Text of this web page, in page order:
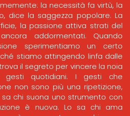
la necessità fa virtù, la
dice la saggezza popolare. La
la passione attiva strati del
addormentati. Quando
sperimentiamo un certo
stiamo attingendo linfa dalle
il segreto per vincere la noia
gesti quotidiani. I gesti che
non sono più una ripetizione,
sa chi suona uno strumento con
è nuova. Lo sa chi ama